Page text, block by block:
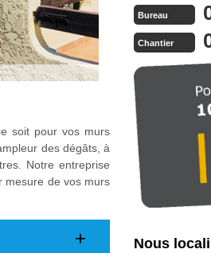
soit pour vos murs
des dégâts, à
Notre entreprise
mesure de vos murs
Bureau
Chantier
Nous